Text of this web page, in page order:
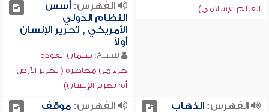
العالم الإسلامي)
الفهرس:أسس
النظام الدولي
الأمريكي , تحرير الإنسان
أولاً
للشيخ: سلمان العودة
جزء من محاضرة ( تحرير الأرض
أم تحرير الإنسان)
الفهرس:الذهاب
الفهرس:موقف